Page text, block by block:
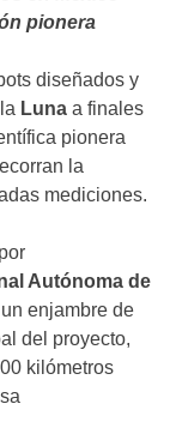
pionera
diseñados y
Luna a finales
pionera
la
mediciones.
Autónoma de
enjambre de
del proyecto,
kilómetros